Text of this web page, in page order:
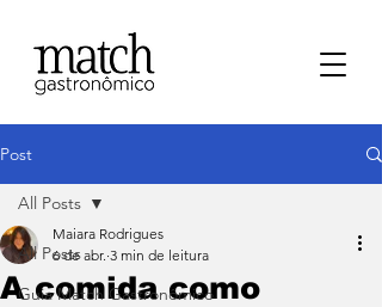
Post
All Posts
⁠Guia Match Gastronômico
All Posts
A comida como
Maiara Rodrigues
6 de abr. 3 min de leitura